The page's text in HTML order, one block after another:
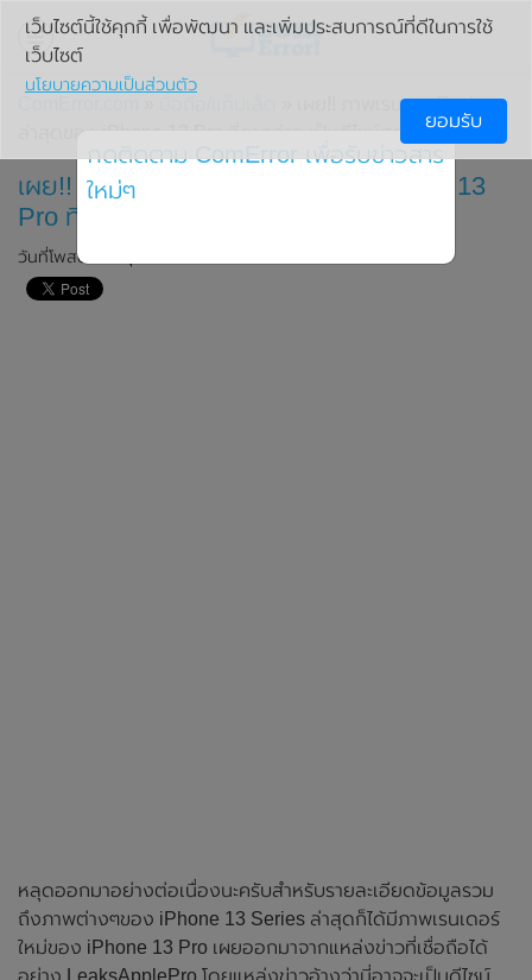
» เผย!! ภาพเรนเดอร์ใหม่
ล่าสุดของ iPhone 13 Pro ที่คาดว่าจะเป็นดีไซน์สุดท้าย
เผย!! ภาพเรนเดอร์ใหม่ล่าสุดของ iPhone 13
Pro ที่คาดว่าจะเป็นดีไซน์สุดท้าย
วันที่โพสต์: 7 มิถุนายน 2021
หลุดออกมาอย่างต่อเนื่องนะครับสำหรับรายละเอียดข้อมูลรวม
ถึงภาพต่างๆของ iPhone 13 Series ล่าสุดก็ได้มีภาพเรนเดอร์
ใหม่ของ iPhone 13 Pro เผยออกมาจากแหล่งข่าวที่เชื่อถือได้
อย่าง LeaksApplePro โดยแหล่งข่าวอ้างว่านี่อาจจะเป็นดีไซน์
เว็บไซต์นี้ใช้คุกกี้ เพื่อพัฒนา และเพิ่มประสบการณ์ที่ดีในการใช้
เว็บไซต์
นโยบายความเป็นส่วนตัว
ยอมรับ
กดติดตาม ComError เพื่อรับข่าวสาร
ใหม่ๆ